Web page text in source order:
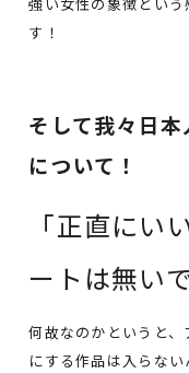
す！
そして我々日本
について！
「正直にい
ートは無いで
何故なのかというと
にする作品は入らない